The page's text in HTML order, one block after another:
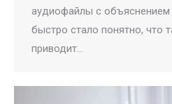
аудиофайлы с объяснением
быстро стало понятно, что
приводит…